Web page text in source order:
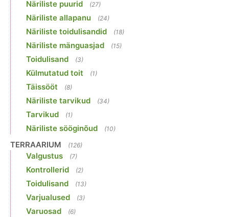
Näriliste puurid (27)
Näriliste allapanu (24)
Näriliste toidulisandid (18)
Näriliste mänguasjad (15)
Toidulisand (3)
Külmutatud toit (1)
Täissööt (8)
Näriliste tarvikud (34)
Tarvikud (1)
Näriliste sööginõud (10)
TERRAARIUM (126)
Valgustus (7)
Kontrollerid (2)
Toidulisand (13)
Varjualused (3)
Varuosad (6)